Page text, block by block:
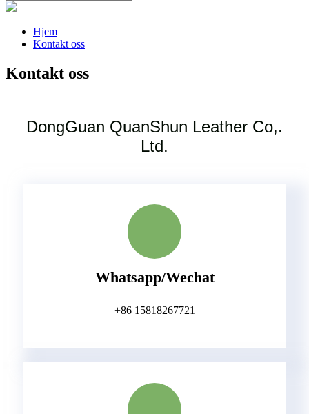
Hjem
Kontakt oss
Kontakt oss
DongGuan QuanShun Leather Co,.
Ltd.
Whatsapp/Wechat
+86 15818267721